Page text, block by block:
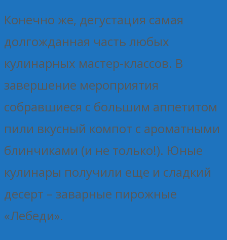
Конечно же, дегустация самая
долгожданная часть любых
кулинарных мастер-классов. В
завершение мероприятия
собравшиеся с большим аппетитом
пили вкусный компот с ароматными
блинчиками (и не только!). Юные
кулинары получили еще и сладкий
десерт – заварные пирожные
«Лебеди».